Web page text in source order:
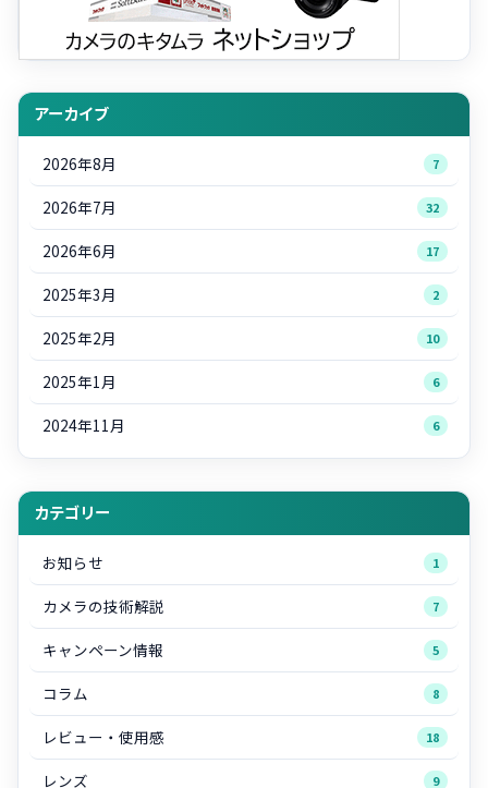
アーカイブ
2026年8月 7
2026年7月 32
2026年6月 17
2025年3月 2
2025年2月 10
2025年1月 6
2024年11月 6
カテゴリー
お知らせ 1
カメラの技術解説 7
キャンペーン情報 5
コラム 8
レビュー・使用感 18
レンズ 9